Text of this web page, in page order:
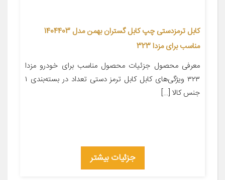
کابل ترمزدستی چپ کابل گستران بهمن مدل 1404403
مناسب برای مزدا 323
معرفی محصول جزئیات محصول مناسب برای خودرو مزدا
۳۲۳ ویژگی‌های کابل کابل ترمز دستی تعداد در بسته‌بندی ۱
جنس کالا […]
جزئیات بیشتر